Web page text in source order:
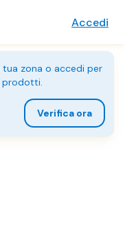
Accedi
tua zona o accedi per
prodotti.
Verifica ora